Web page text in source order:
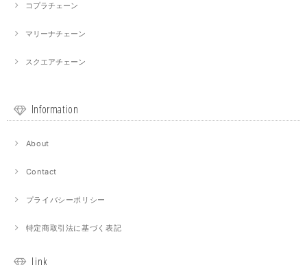
コプラチェーン
マリーナチェーン
スクエアチェーン
Information
About
Contact
プライバシーポリシー
特定商取引法に基づく表記
Link